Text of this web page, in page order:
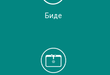
Биде